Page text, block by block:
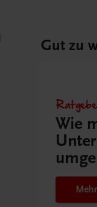
Gut zu
Wie